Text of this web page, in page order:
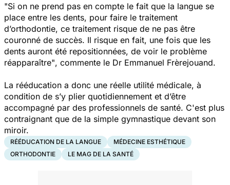
"Si on ne prend pas en compte le fait que la langue se
place entre les dents, pour faire le traitement
d’orthodontie, ce traitement risque de ne pas être
couronné de succès. Il risque en fait, une fois que les
dents auront été repositionnées, de voir le problème
réapparaître", commente le Dr Emmanuel Frèrejouand.
La rééducation a donc une réelle utilité médicale, à
condition de s’y plier quotidiennement et d’être
accompagné par des professionnels de santé. C'est plus
contraignant que de la simple gymnastique devant son
miroir.
RÉÉDUCATION DE LA LANGUE
MÉDECINE ESTHÉTIQUE
ORTHODONTIE
LE MAG DE LA SANTÉ